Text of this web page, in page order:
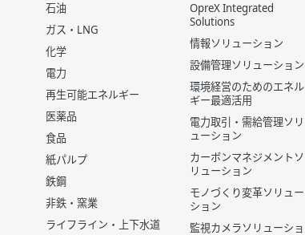
石油
ガス・LNG
化学
電力
再生可能エネルギー
医薬品
食品
紙パルプ
鉄鋼
非鉄・窯業
ライフライン・上下水道
OpreX Integrated
Solutions
情報ソリューション
設備管理ソリューション
環境経営のためのエネル
ギー最適活用
電力取引・需給管理ソリ
ューション
カーボンマネジメントソ
リューション
モノづくり変革ソリュー
ション
監視カメラソリューショ